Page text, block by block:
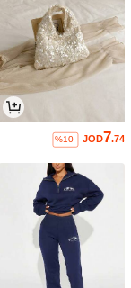
JOD7.74
%10-